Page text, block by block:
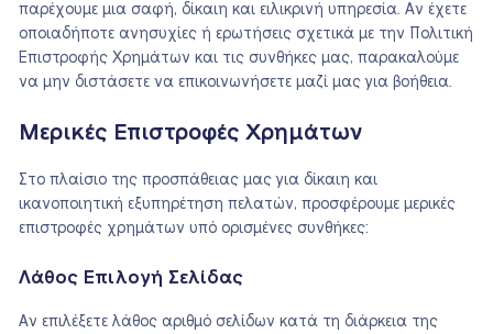
παρέχουμε μια σαφή, δίκαιη και ειλικρινή υπηρεσία. Αν έχετε
οποιαδήποτε ανησυχίες ή ερωτήσεις σχετικά με την Πολιτική
Επιστροφής Χρημάτων και τις συνθήκες μας, παρακαλούμε
να μην διστάσετε να επικοινωνήσετε μαζί μας για βοήθεια.
Μερικές Επιστροφές Χρημάτων
Στο πλαίσιο της προσπάθειας μας για δίκαιη και
ικανοποιητική εξυπηρέτηση πελατών, προσφέρουμε μερικές
επιστροφές χρημάτων υπό ορισμένες συνθήκες:
Λάθος Επιλογή Σελίδας
Αν επιλέξετε λάθος αριθμό σελίδων κατά τη διάρκεια της